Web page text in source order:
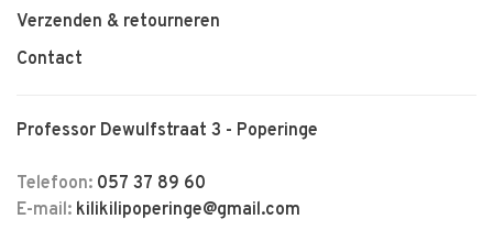
Verzenden & retourneren
Contact
Professor Dewulfstraat 3 - Poperinge
Telefoon: 057 37 89 60
E-mail: kilikilipoperinge@gmail.com